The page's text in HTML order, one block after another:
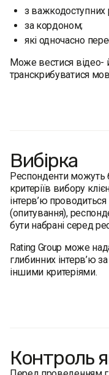
з важкодоступних
за кордоном;
які одночасно
Може вестися відео-
транскрибуватися
Вибірка
Респонденти можуть
критеріїв вибору
інтерв’ю
(опитування),
бути набрані серед
Rating Group може
глибинних інтерв’ю
іншими критеріями.
Контроль